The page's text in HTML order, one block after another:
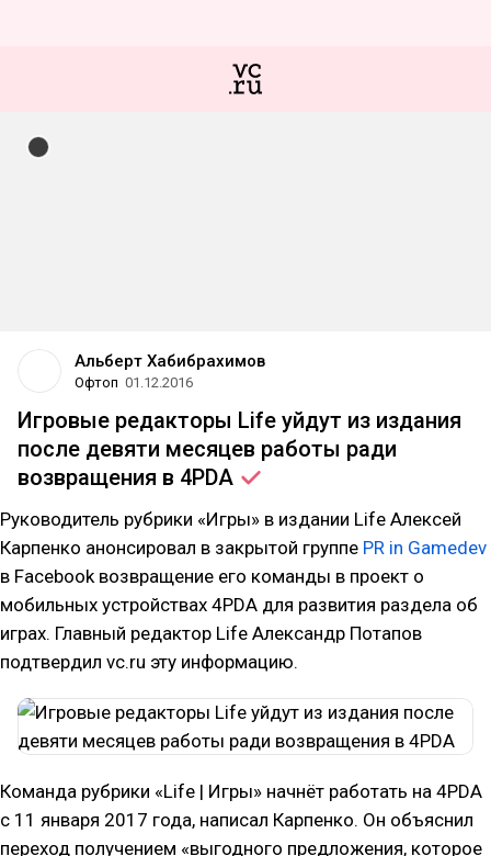
Альберт Хабибрахимов
Офтоп 01.12.2016
Игровые редакторы Life уйдут из издания
после девяти месяцев работы ради
возвращения в 4PDA
Руководитель рубрики «Игры» в издании Life Алексей
Карпенко анонсировал в закрытой группе PR in Gamedev
в Facebook возвращение его команды в проект о
мобильных устройствах 4PDA для развития раздела об
играх. Главный редактор Life Александр Потапов
подтвердил vc.ru эту информацию.
Команда рубрики «Life | Игры» начнёт работать на 4PDA
с 11 января 2017 года, написал Карпенко. Он объяснил
переход получением «выгодного предложения, которое